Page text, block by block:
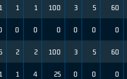
1 1 100 3 5 60
0 0 0 0 0 0
2 2 100 3 5 60
1 4 25 0 0 0